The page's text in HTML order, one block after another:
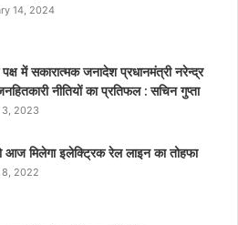
14, 2024
में सकारात्मक जनादेश प्रधानमंत्री नरेन्द्र
नीतियों का प्रतिफल : सचिन गुप्ता
3, 2023
मिलेगा इलेक्ट्रिक रेल लाइन का तोहफा
8, 2022